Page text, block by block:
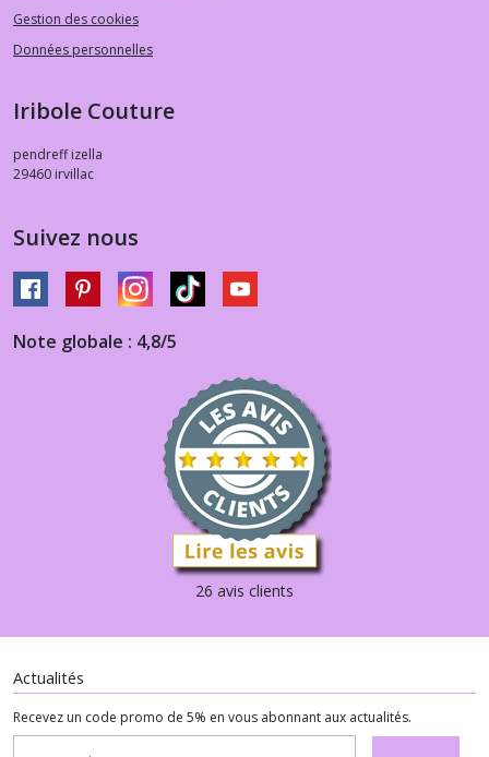
Gestion des cookies
Données personnelles
Iribole Couture
pendreff izella
29460 irvillac
Suivez nous
Note globale : 4,8/5
26 avis clients
Actualités
Recevez un code promo de 5% en vous abonnant aux actualités.